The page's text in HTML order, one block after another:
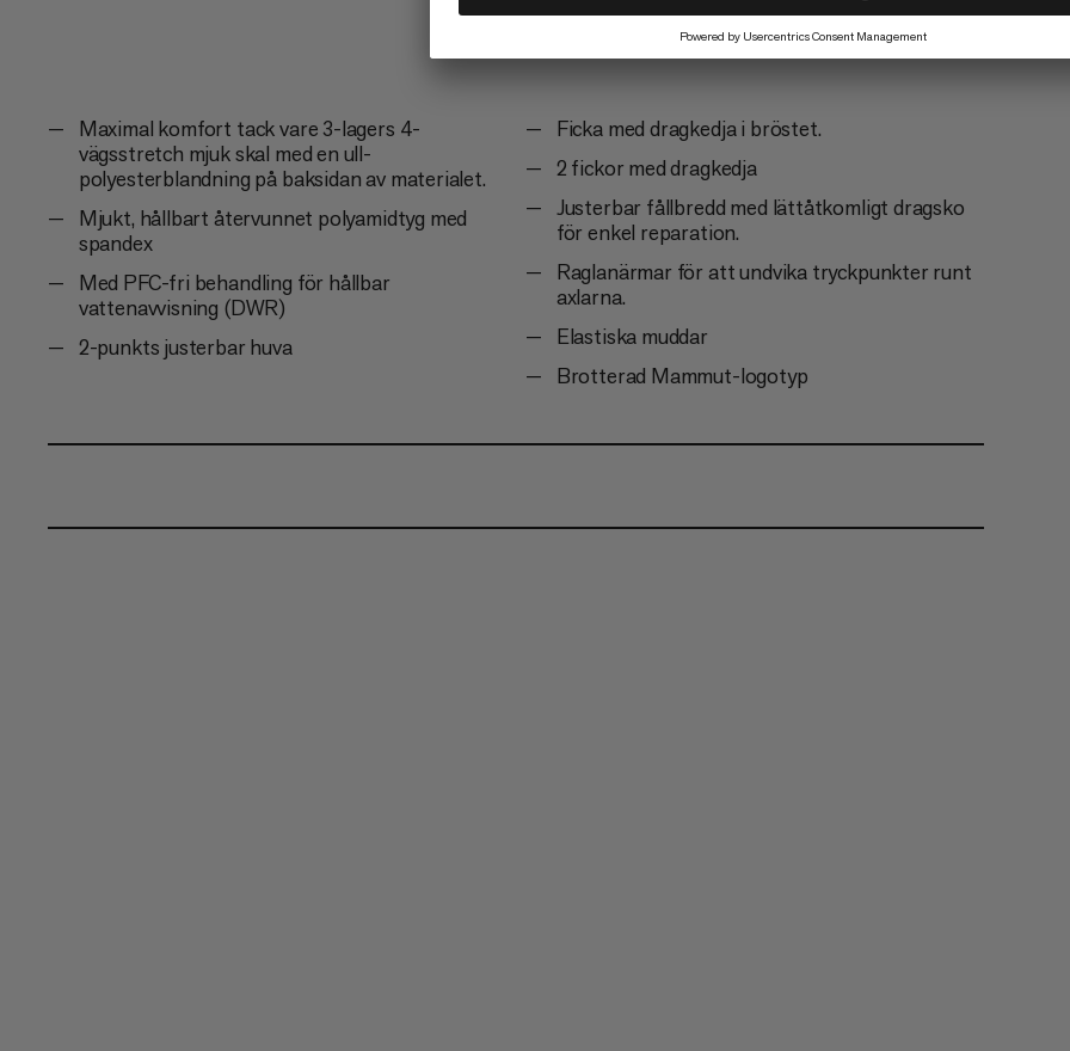
Maximal komfort tack vare 3-lagers 4-
vägsstretch mjuk skal med en ull-
polyesterblandning på baksidan av materialet.
Mjukt, hållbart återvunnet polyamidtyg med
spandex
Med PFC-fri behandling för hållbar
vattenavvisning (DWR)
2-punkts justerbar huva
Ficka med dragkedja i bröstet.
2 fickor med dragkedja
Justerbar fållbredd med lättåtkomligt dragsko
för enkel reparation.
Raglanärmar för att undvika tryckpunkter runt
axlarna.
Elastiska muddar
Brotterad Mammut-logotyp